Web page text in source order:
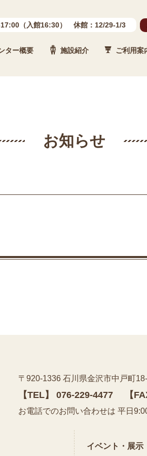
化財センター
17:00（入館16:30） 休館：12/29-1/3
ター概要 施設紹介 ご利用案
お知らせ
益財団法人 石川県埋蔵文化財センター
〒920-1336 石川県金沢市中戸町
【TEL】 076-229-4477 【
お電話でのお問い合わせは 平日
イベント・展示